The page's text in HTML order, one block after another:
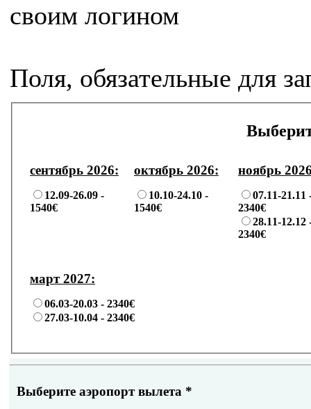
своим логином
Поля, обязательные для
сентябрь 2026: октябрь 2026: ноябрь
12.09-26.09 -
1540€
10.10-24.10 -
1540€
07.11-21.11
2340€
28.11-12.12
2340€
март 2027:
06.03-20.03 - 2340€
27.03-10.04 - 2340€
Выберите аэропорт вылета *